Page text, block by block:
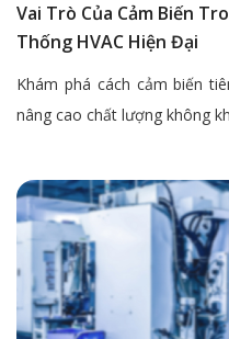
Vai Trò Của Cảm Biến
Thống HVAC Hiện Đại
Khám phá cách cảm biến
nâng cao chất lượng không